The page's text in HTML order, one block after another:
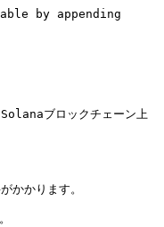
by appending
Solanaブロックチェーン上
かかります。